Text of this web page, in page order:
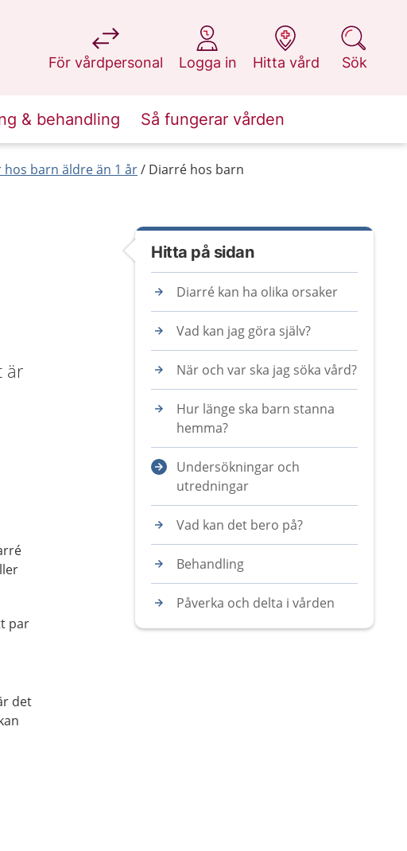
För vårdpersonal
på 1177.se
Logga in
på 1177.se
Hitta vård
på 1177.se
Sök
på 1177.se
& behandling Så fungerar vården
barn äldre än 1 år Diarré hos barn
är
par
det
Hitta på sidan
Diarré kan ha olika orsaker
Vad kan jag göra själv?
När och var ska jag söka vård?
Hur länge ska barn stanna
hemma?
Undersökningar och
utredningar
Vad kan det bero på?
Behandling
Påverka och delta i vården